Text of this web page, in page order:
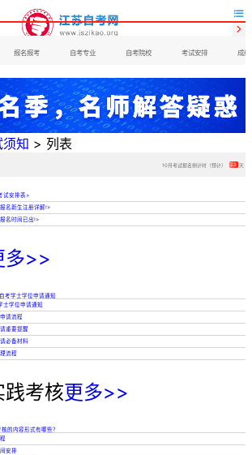

报名报考 自考专业 自考院校 考试安排 成绩

知 > 列表
10月考试报名倒计时（预计） 23 天
试安排表>
名新生注册详解!>
名时间已出!>
多>>
考学士学位申请通知
士学位申请通知
请流程
重要提醒
必备材料
流程
践考核更多>>
的内容形式有哪些？
安排